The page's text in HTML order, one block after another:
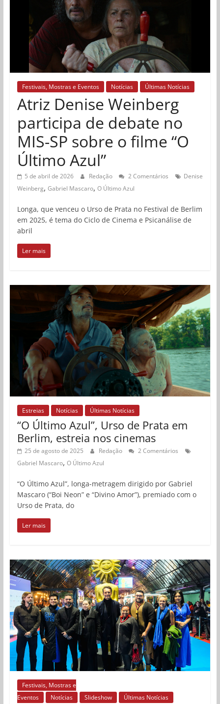
Festivais, Mostras e Eventos Notícias Últimas Notícias
Atriz Denise Weinberg
participa de debate no
MIS-SP sobre o filme “O
Último Azul”
5 de abril de 2026 Redação 2 Comentários
Denise
Weinberg, Gabriel Mascaro, O Último Azul
Longa, que venceu o Urso de Prata no Festival de Berlim
em 2025, é tema do Ciclo de Cinema e Psicanálise de
abril
Ler mais
Estreias Notícias Últimas Notícias
“O Último Azul”, Urso de Prata em
Berlim, estreia nos cinemas
25 de agosto de 2025 Redação
2 Comentários
Gabriel Mascaro, O Último Azul
“O Último Azul”, longa-metragem dirigido por Gabriel
Mascaro (“Boi Neon” e “Divino Amor”), premiado com o
Urso de Prata, do
Ler mais
Festivais, Mostras e
Eventos
Notícias Slideshow Últimas Notícias